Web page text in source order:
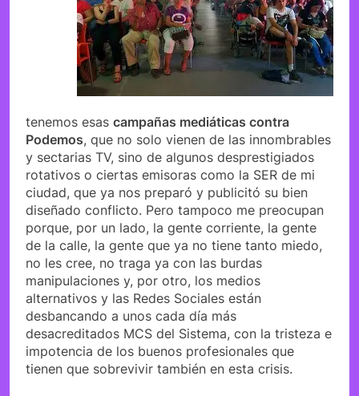
tenemos esas campañas mediáticas contra
Podemos, que no solo vienen de las innombrables
y sectarias TV, sino de algunos desprestigiados
rotativos o ciertas emisoras como la SER de mi
ciudad, que ya nos preparó y publicitó su bien
diseñado conflicto. Pero tampoco me preocupan
porque, por un lado, la gente corriente, la gente
de la calle, la gente que ya no tiene tanto miedo,
no les cree, no traga ya con las burdas
manipulaciones y, por otro, los medios
alternativos y las Redes Sociales están
desbancando a unos cada día más
desacreditados MCS del Sistema, con la tristeza e
impotencia de los buenos profesionales que
tienen que sobrevivir también en esta crisis.